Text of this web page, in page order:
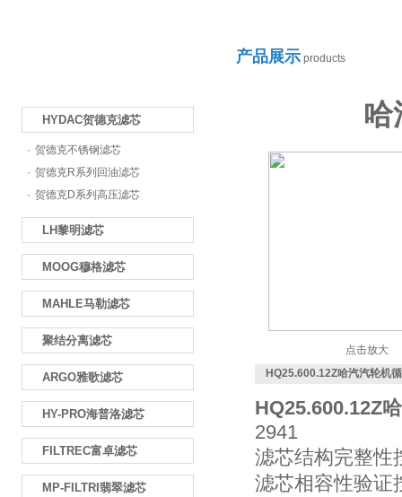
HYDAC贺德克滤芯
· 贺德克不锈钢滤芯
· 贺德克R系列回油滤芯
· 贺德克D系列高压滤芯
LH黎明滤芯
MOOG穆格滤芯
MAHLE马勒滤芯
聚结分离滤芯
ARGO雅歌滤芯
HY-PRO海普洛滤芯
FILTREC富卓滤芯
MP-FILTRI翡翠滤芯
产品展示products
哈
点击放大
HQ25.600.12Z哈汽汽轮机
HQ25.600.12Z
2941
滤芯结构完整性
滤芯相容性验证